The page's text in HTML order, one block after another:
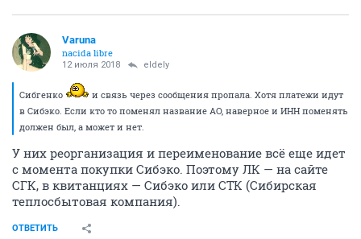
Varuna
nacida libre
12 июля 2018 eldely
Сибгенко
и связь через сообщения пропала. Хотя платежи идут
в Сибэко. Если кто то поменял название АО, наверное и ИНН поменять
должен был, а может и нет.
У них реорганизация и переименование всё еще идет
с момента покупки Сибэко. Поэтому ЛК — на сайте
СГК, в квитанциях — Сибэко или СТК (Сибирская
теплосбытовая компания).
ОТВЕТИТЬ